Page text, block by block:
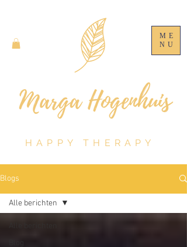
ME
NU
HAPPY THERAPY
Blogs
Alle berichten